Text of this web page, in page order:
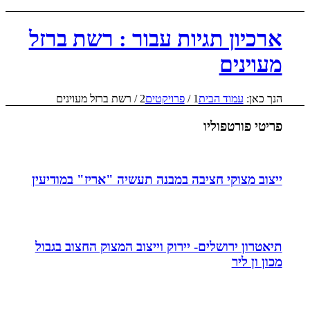
ארכיון תגיות עבור : רשת ברזל
מעוינים
הנך כאן: עמוד הבית1
/ פרויקטים2
/ רשת ברזל מעוינים
פריטי פורטפוליו
ייצוב מצוקי חציבה במבנה תעשיה "אריז" במודיעין
תיאטרון ירושלים- יירוק וייצוב המצוק החצוב בגבול
מכון ון ליר